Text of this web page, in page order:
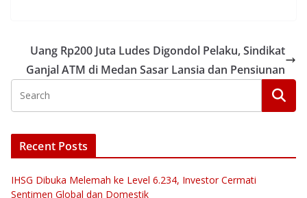
Uang Rp200 Juta Ludes Digondol Pelaku, Sindikat
Ganjal ATM di Medan Sasar Lansia dan Pensiunan
Recent Posts
IHSG Dibuka Melemah ke Level 6.234, Investor Cermati
Sentimen Global dan Domestik